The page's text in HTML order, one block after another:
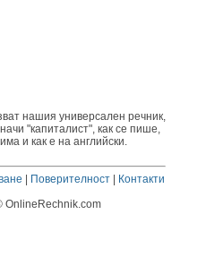
нашия универсален речник,
"капиталист", как се пише,
и как е на английски.
Поверителност|
Контакти
OnlineRechnik.com